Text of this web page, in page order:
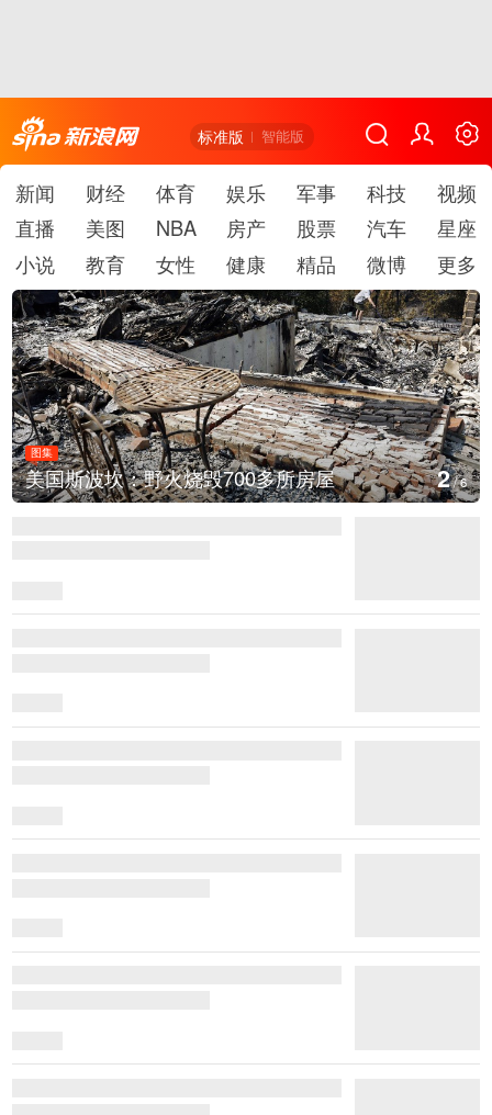
标准版 智能版
新闻 财经 体育 娱乐 军事 科技
视频
直播
美图 NBA 房产 股票 汽车
星座
小说
教育 女性 健康 精品 微博 更多
图集
叙利亚：大马士革发生爆炸 3/6